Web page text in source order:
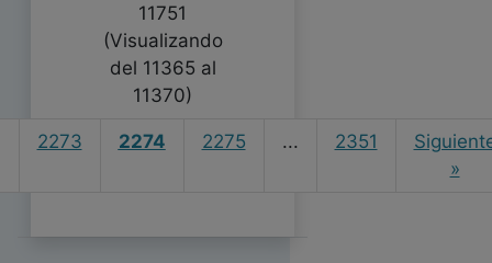
11751
(Visualizando
del 11365 al
11370)
2273 2274 2275 ... 2351
»